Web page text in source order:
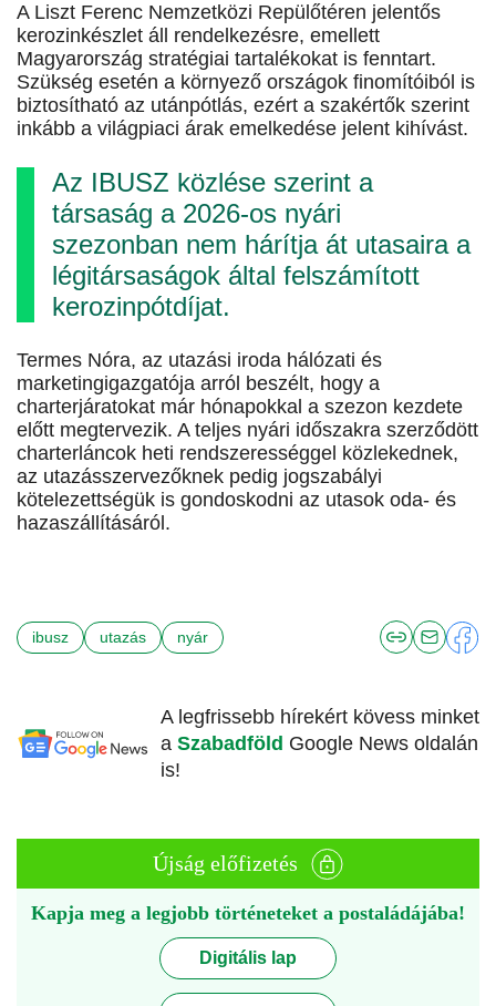
A Liszt Ferenc Nemzetközi Repülőtéren jelentős
kerozinkészlet áll rendelkezésre, emellett
Magyarország stratégiai tartalékokat is fenntart.
Szükség esetén a környező országok finomítóiból is
biztosítható az utánpótlás, ezért a szakértők szerint
inkább a világpiaci árak emelkedése jelent kihívást.
Az IBUSZ közlése szerint a
társaság a 2026-os nyári
szezonban nem hárítja át utasaira a
légitársaságok által felszámított
kerozinpótdíjat.
Termes Nóra, az utazási iroda hálózati és
marketingigazgatója arról beszélt, hogy a
charterjáratokat már hónapokkal a szezon kezdete
előtt megtervezik. A teljes nyári időszakra szerződött
charterláncok heti rendszerességgel közlekednek,
az utazásszervezőknek pedig jogszabályi
kötelezettségük is gondoskodni az utasok oda- és
hazaszállításáról.
ibusz utazás nyár
A legfrissebb hírekért kövess minket
a Szabadföld Google News oldalán
is!
Újság előfizetés
Kapja meg a legjobb történeteket a postaládájába!
Digitális lap